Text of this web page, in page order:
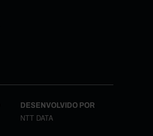
DESENVOLVIDO POR
NTT DATA